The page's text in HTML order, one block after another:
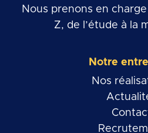
Nous prenons en
Z, de l’étude à la
Notre
Nos